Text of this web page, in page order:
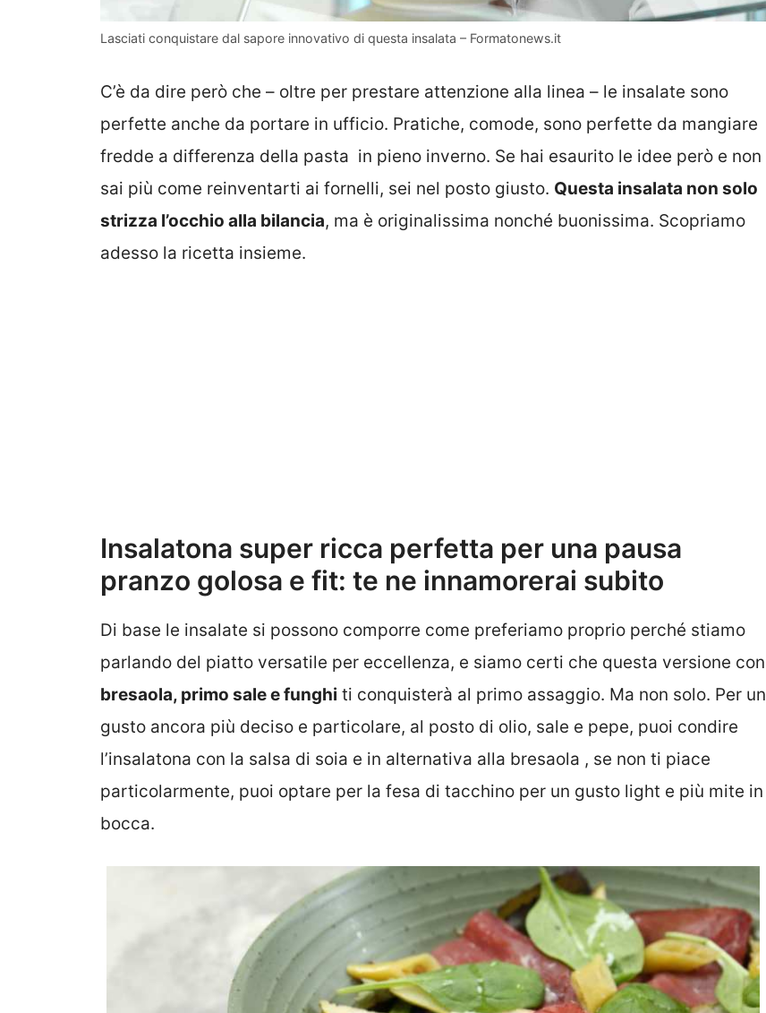
Lasciati conquistare dal sapore innovativo di questa insalata – Formatonews.it
C’è da dire però che – oltre per prestare attenzione alla linea – le insalate sono
perfette anche da portare in ufficio. Pratiche, comode, sono perfette da mangiare
fredde a differenza della pasta in pieno inverno. Se hai esaurito le idee però e non
sai più come reinventarti ai fornelli, sei nel posto giusto. Questa insalata non solo
strizza l’occhio alla bilancia, ma è originalissima nonché buonissima. Scopriamo
adesso la ricetta insieme.
Insalatona super ricca perfetta per una pausa
pranzo golosa e fit: te ne innamorerai subito
Di base le insalate si possono comporre come preferiamo proprio perché stiamo
parlando del piatto versatile per eccellenza, e siamo certi che questa versione con
bresaola, primo sale e funghi ti conquisterà al primo assaggio. Ma non solo. Per un
gusto ancora più deciso e particolare, al posto di olio, sale e pepe, puoi condire
l’insalatona con la salsa di soia e in alternativa alla bresaola , se non ti piace
particolarmente, puoi optare per la fesa di tacchino per un gusto light e più mite in
bocca.